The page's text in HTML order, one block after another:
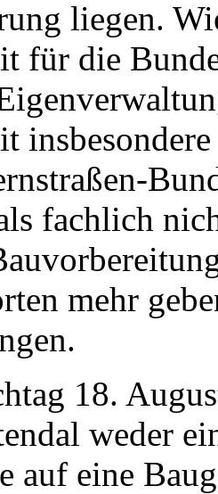
liegen.
für die
fachlich
mehr
18.
weder
auf eine